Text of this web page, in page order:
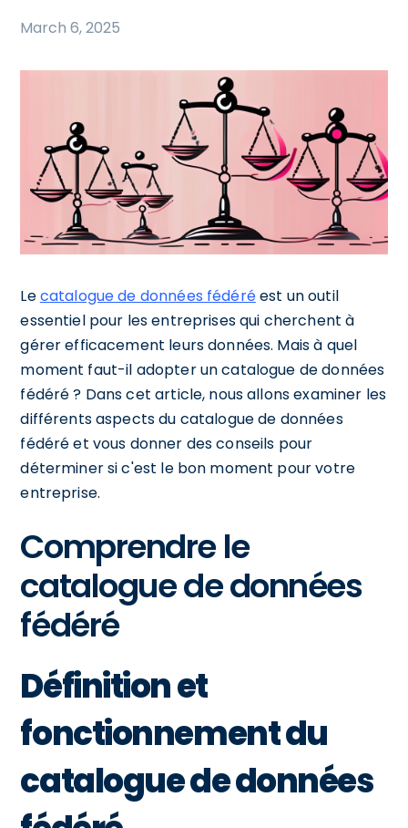
March 6, 2025
Lecatalogue de données fédéréest un outil
essentiel pour les entreprises qui cherchent à
gérer efficacement leurs données. Mais à quel
moment faut-il adopter un catalogue de données
fédéré ? Dans cet article, nous allons examiner les
différents aspects du catalogue de données
fédéré et vous donner des conseils pour
déterminer si c'est le bon moment pour votre
entreprise.
Comprendre le
catalogue de données
fédéré
Définition et
fonctionnement du
catalogue de données